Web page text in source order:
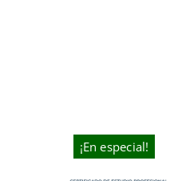
¡En especial!